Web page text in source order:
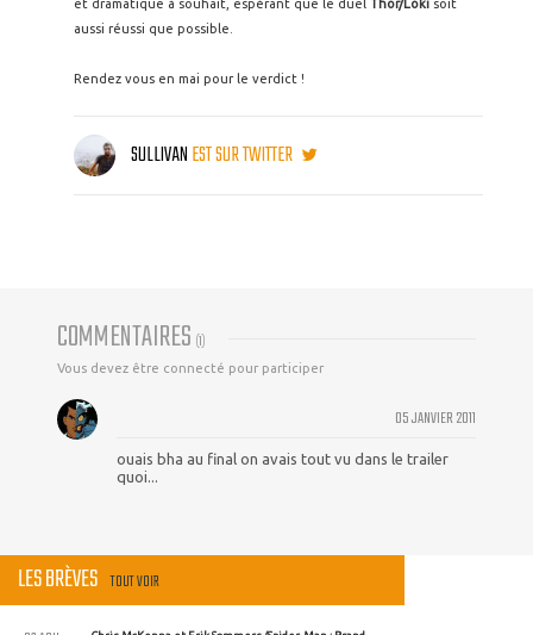
et dramatique à souhait, espérant que le duel Thor/Loki soit
aussi réussi que possible.
Rendez vous en mai pour le verdict !
SULLIVANEST SUR TWITTER
COMMENTAIRES (1)
Vous devez être connecté pour participer
05 JANVIER 2011
ouais bha au final on avais tout vu dans le trailer
quoi...
LES BRÈVES TOUT VOIR